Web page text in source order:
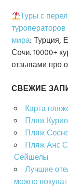
Туры с
мира: Турция,
Сочи. 10000+
отзывами про
СВЕЖИЕ
Карта
Пляж
Пляж
Пляж Анс
Сейшелы
Лучшие
можно